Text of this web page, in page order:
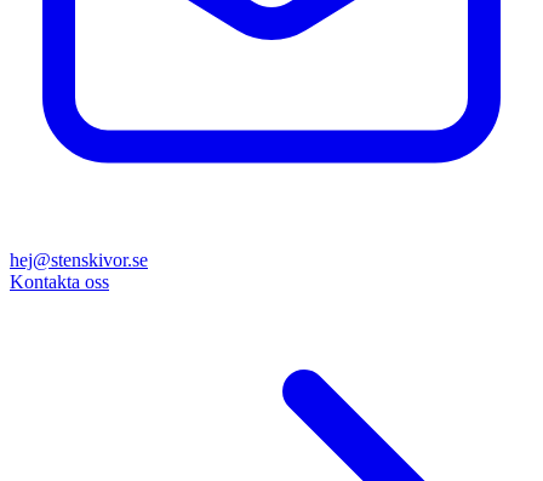
hej@stenskivor.se
Kontakta oss